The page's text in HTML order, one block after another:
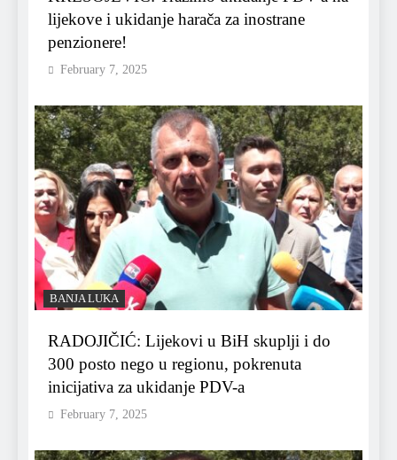
lijekove i ukidanje harača za inostrane
penzionere!
February 7, 2025
BANJA LUKA
RADOJIČIĆ: Lijekovi u BiH skuplji i do
300 posto nego u regionu, pokrenuta
inicijativa za ukidanje PDV-a
February 7, 2025